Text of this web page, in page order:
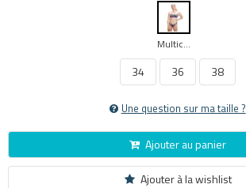
Multicouleur
34 36 38
Une question sur ma taille ?
Ajouter au panier
Ajouter à la wishlist